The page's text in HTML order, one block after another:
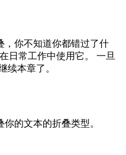
，你不知道你都错过了什
日常工作中使用它。 一旦
续本章了。
的文本的折叠类型。